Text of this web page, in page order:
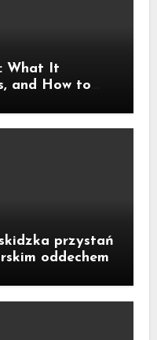
What It
and How to
przystań
oddechem